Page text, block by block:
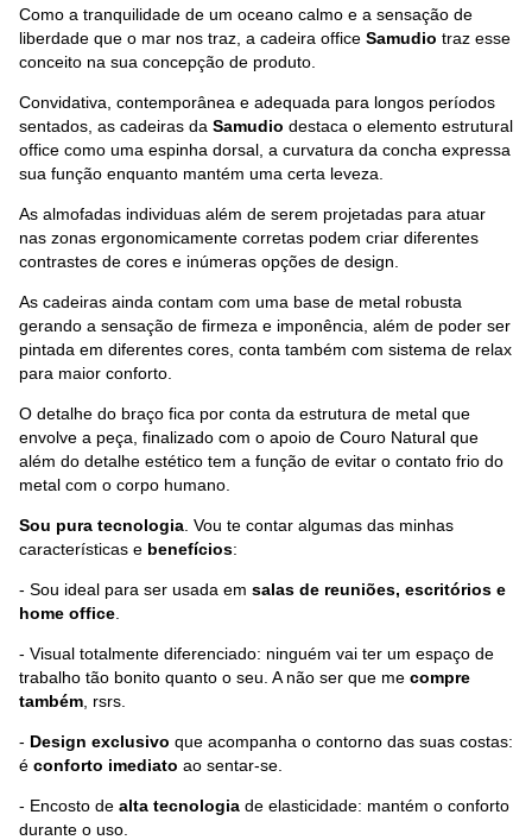
Como a tranquilidade de um oceano calmo e a sensação de
liberdade que o mar nos traz, a cadeira office Samudio traz esse
conceito na sua concepção de produto.
Convidativa, contemporânea e adequada para longos períodos
sentados, as cadeiras da Samudio destaca o elemento estrutural
office como uma espinha dorsal, a curvatura da concha expressa
sua função enquanto mantém uma certa leveza.
As almofadas individuas além de serem projetadas para atuar
nas zonas ergonomicamente corretas podem criar diferentes
contrastes de cores e inúmeras opções de design.
As cadeiras ainda contam com uma base de metal robusta
gerando a sensação de firmeza e imponência, além de poder ser
pintada em diferentes cores, conta também com sistema de relax
para maior conforto.
O detalhe do braço fica por conta da estrutura de metal que
envolve a peça, finalizado com o apoio de Couro Natural que
além do detalhe estético tem a função de evitar o contato frio do
metal com o corpo humano.
Sou pura tecnologia . Vou te contar algumas das minhas
características e benefícios:
- Sou ideal para ser usada em salas de reuniões, escritórios e
home office
- Visual totalmente diferenciado: ninguém vai ter um espaço de
trabalho tão bonito quanto o seu. A não ser que me compre
também , rsrs.
- Design exclusivo que acompanha o contorno das suas costas:
é conforto imediato ao sentar-se.
- Encosto de alta tecnologia de elasticidade: mantém o conforto
durante o uso.